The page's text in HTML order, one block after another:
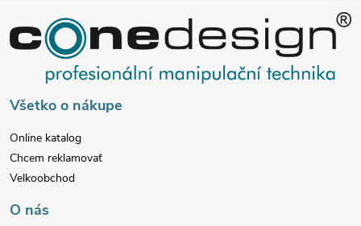
v
y
v
ý
p
á
p
ä
t
Všetko o nákupe
Online katalog
Chcem reklamovať
Velkoobchod
O nás